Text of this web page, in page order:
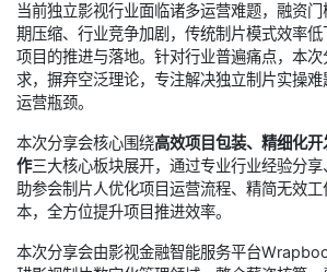
当前独立影视行业面临诸多运营难题，融资
期压缩、行业竞争加剧，传统制片模式效率
项目的推进与落地。针对行业普遍痛点，本
求，摒弃空泛理论，专注解决独立制片实操
运营瓶颈。
本次分享会核心围绕高效项目包装、精细化
作三大核心板块展开，通过专业行业经验分
助参会制片人优化项目运营流程、精简无效
本，全方位提升项目推进效率。
本次分享会由影视金融智能服务平台